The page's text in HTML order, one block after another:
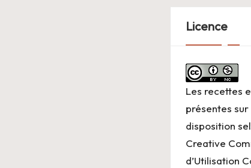
Licence
Les recettes
présentes
disposition
Creative
d’Utilisation